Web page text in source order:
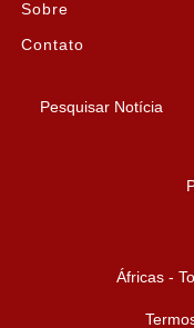
Sobre
Contato
Pesquisar Notícia
Áfricas -
Esse site utiliza